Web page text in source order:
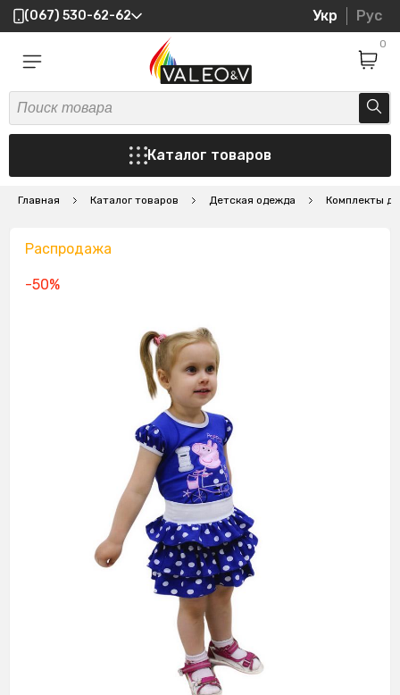
(067) 530-62-62 Укр Рус
0
Каталог товаров
Главная Каталог товаров Детская одежда Комплекты
Распродажа
-50%